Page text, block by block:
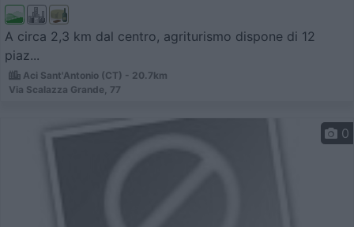
A circa 2,3 km dal centro, agriturismo dispone di 12
piaz...
Aci Sant'Antonio (CT) - 20.7km
Via Scalazza Grande, 77
0